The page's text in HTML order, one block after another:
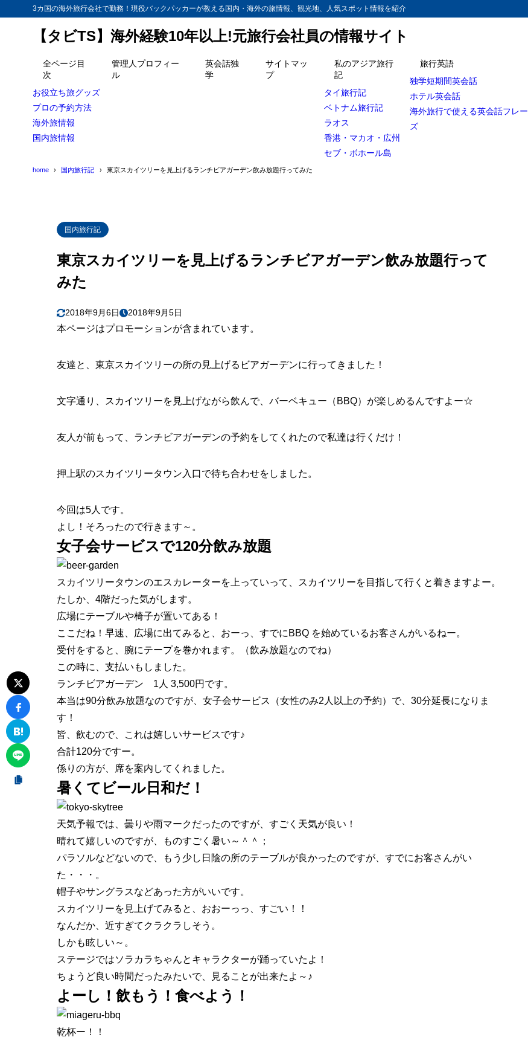
3カ国の海外旅行会社で勤務！現役バックパッカーが教える国内・海外の旅情報、観光地、人気スポット情報を紹介
【タビTS】海外経験10年以上!元旅行会社員の情報サイト
全ページ目
次
お役立ち旅グッズ
プロの予約方法
海外旅情報
国内旅情報
管理人プロフィー
ル
英会話独
学
サイトマッ
プ
私のアジア旅行
記
タイ旅行記
ベトナム旅行記
ラオス
香港・マカオ・広州
セブ・ボホール島
旅行英語
独学短期間英会話
ホテル英会話
海外旅行で使える英会話フレー
ズ
home 国内旅行記 東京スカイツリーを見上げるランチビアガーデン飲み放題行ってみた
国内旅行記
東京スカイツリーを見上げるランチビアガーデン飲み放題行って
みた
2018年9月6日 2018年9月5日
本ページはプロモーションが含まれています。
友達と、東京スカイツリーの所の見上げるビアガーデンに行ってきました！
文字通り、 スカイツリーを見上げながら飲んで、バーベキュー（BBQ）が楽しめるんですよー☆
友人が前もって、ランチビアガーデンの予約をしてくれたので私達は行くだけ！
押上駅のスカイツリータウン入口で待ち合わせをしました。
今回は5人です。
よし！そろったので行きます～。
女子会サービスで120分飲み放題
スカイツリータウンのエスカレーターを上っていって、スカイツリーを目指して行くと着きますよー。
たしか、4階だった気がします。
広場にテーブルや椅子が置いてある！
ここだね！早速、広場に出てみると、おーっ、すでにBBQ を始めているお客さんがいるねー。
受付をすると、腕にテープを巻かれます。（飲み放題なのでね）
この時に、支払いもしました。
ランチビアガーデン 1人 3,500円です。
本当は90分飲み放題なのですが、 女子会サービス （女性のみ2人以上の予約）で、 30分延長になりま
す！
皆、飲むので、これは嬉しいサービスです♪
合計120分ですー。
係りの方が、席を案内してくれました。
暑くてビール日和だ！
天気予報では、 曇り や雨マークだったのですが、すごく天気が良い！
晴れて嬉しいのですが、ものすごく 暑い～ ＾＾；
パラソルなどないので、もう少し 日陰の所のテーブルが良かったのですが、すでにお客さんがい
た・・・。
帽子やサングラスなどあった方がいいです。
スカイツリーを見上げてみると、おおーっっ、すごい！！
なんだか、近すぎてクラクラしそう。
しかも眩しい～。
ステージではソラカラちゃんとキャラクターが踊っていたよ！
ちょうど良い時間だったみたいで、見ることが出来たよ～♪
よーし！飲もう！食べよう！
乾杯ー！！
目次